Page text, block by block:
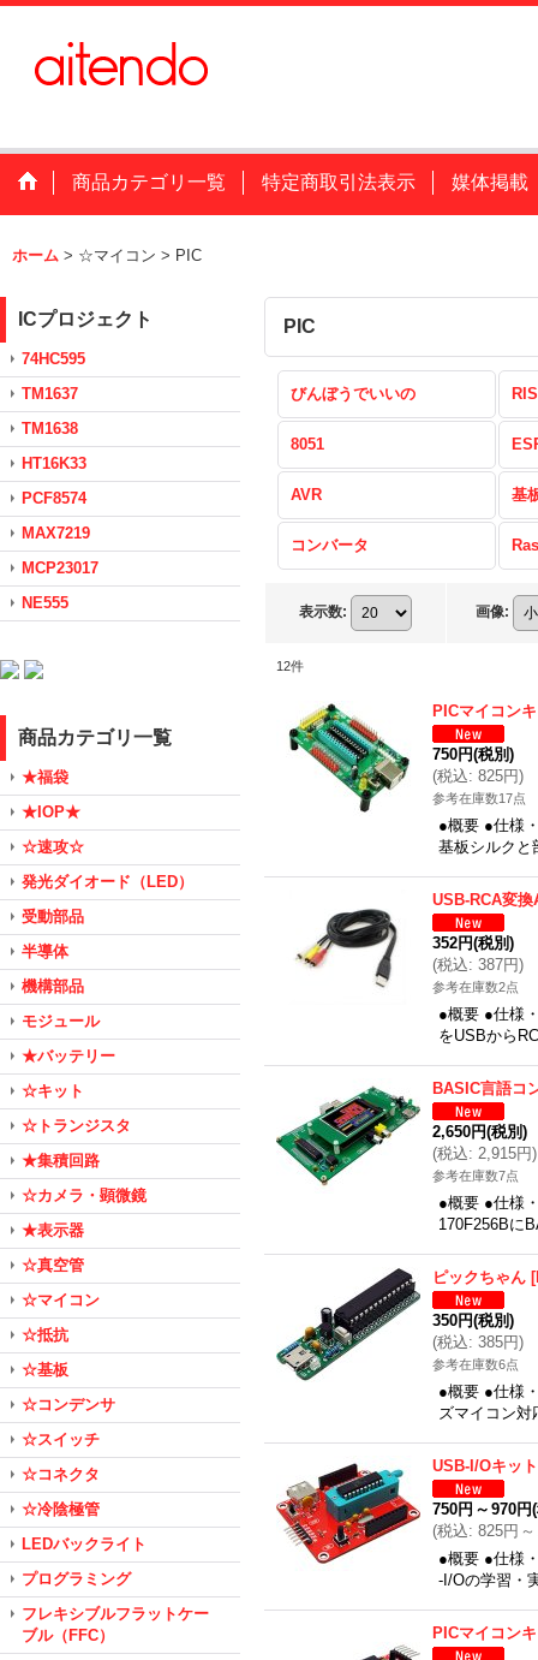
商品カテゴリ一覧 特定商取引法表示 媒体掲載
ホーム > ☆マイコン > PIC
ICプロジェクト
74HC595
TM1637
TM1638
HT16K33
PCF8574
MAX7219
MCP23017
NE555
商品カテゴリ一覧
★福袋
★IOP★
☆速攻☆
発光ダイオード（LED）
受動部品
半導体
機構部品
モジュール
★バッテリー
☆キット
☆トランジスタ
★集積回路
☆カメラ・顕微鏡
★表示器
☆真空管
☆マイコン
☆抵抗
☆基板
☆コンデンサ
☆スイッチ
☆コネクタ
☆冷陰極管
LEDバックライト
プログラミング
フレキシブルフラットケー
ブル（FFC）
PIC
びんぼうでいいの
8051
AVR 基
コンバータ
表示数: 画像:
12件
PICマイコン
750円(税別)
(税込: 825円)
参考在庫数17点
●概要 ●仕様
基板シルクと
USB-RCA変換
352円(税別)
(税込: 387円)
参考在庫数2点
●概要 ●仕様
をUSBから
BASIC言語コ
2,650円(税別)
(税込: 2,915円)
参考在庫数7点
●概要 ●仕様
170F256Bに
ピックちゃん [
350円(税別)
(税込: 385円)
参考在庫数6点
●概要 ●仕様
ズマイコン
USB-I/Oキット
750円 ～ 970円
(税込: 825円 ～
●概要 ●仕様
-I/Oの学習・
PICマイコン